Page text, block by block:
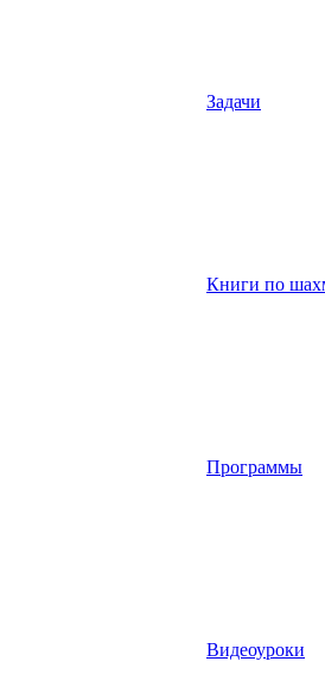
Задачи
Книги по
Программы
Видеоуроки